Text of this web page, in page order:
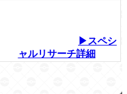
▶スペシ
ャルリサーチ詳細